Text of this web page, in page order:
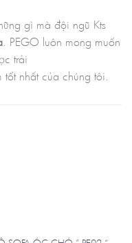
gì mà đội ngũ Kts
. PEGO luôn mong muốn
trải
nhất của chúng tôi.